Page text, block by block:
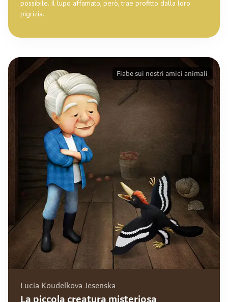
possibile. Il lupo affamato, però, trae profitto dalla loro
pigrizia.
Lucia Koudelkova Jesenska
La piccola creatura misteriosa
Fiabe sui nostri amici animali